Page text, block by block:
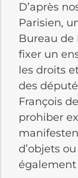
D’après
Parisien,
Bureau de
fixer un
les droits
des
François
prohiber
d’objets